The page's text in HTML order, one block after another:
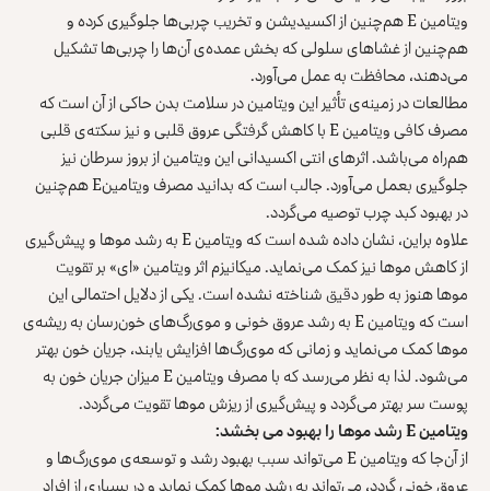
‌ویتامین E هم‌چنین از اکسیدیشن و تخریب چربی‌ها جلوگیری کرده و
هم‌چنین از غشاهای سلولی که بخش عمده‌ی آن‌ها را چربی‌ها تشکیل
می‌دهند، محافظت به عمل می‌آورد.
مطالعات در زمینه‌ی تأثیر این ویتامین در سلامت بدن حاکی از آن است که
مصرف کافی ویتامین E با کاهش گرفتگی عروق قلبی و نیز سکته‌ی قلبی
هم‌راه می‌باشد. اثرهای انتی اکسیدانی این ویتامین از بروز سرطان نیز
جلوگیری بعمل می‌آورد. جالب است که بدانید مصرف ویتامینE هم‌چنین
در بهبود کبد چرب توصیه می‌گردد.
علاوه بر‌این، نشان داده شده است که ویتامین E به رشد موها و پیش‌گیری
از کاهش موها نیز کمک می‌نماید. میکانیزم اثر ویتامین «ای» بر تقویت
موها هنوز به طور دقیق شناخته نشده است. یکی از دلایل احتمالی این
است که ویتامین E به رشد عروق خونی و موی‌رگ‌های خون‌رسان به ریشه‌ی
موها کمک می‌نماید و زمانی که موی‌رگ‌ها افزایش یابند، جریان خون بهتر
می‌شود. لذا به نظر می‌رسد که با مصرف ویتامین E میزان جریان خون به
پوست سر بهتر می‌گردد و پیش‌گیری از ریزش موها تقویت می‌گردد.
ویتامینEرشد موها را بهبود می بخشد:
از آن‌جا که ویتامین E می‌تواند سبب بهبود رشد و توسعه‌ی موی‌رگ‌ها و